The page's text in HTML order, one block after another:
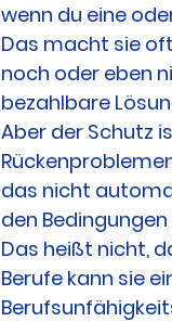
wenn du eine
Das macht sie
noch oder eben
bezahlbare
Aber der Schutz
das nicht
den
Das heißt nicht,
Berufe kann sie